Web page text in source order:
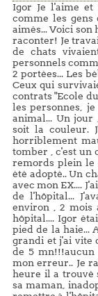
Igor Je l'aime
comme les gens
aimés... Voici
raconter! Je
de chats
personnels
2 portées... Les
Ceux qui
contrats "Ecole
les personnes,
animal... Un jour
soit la couleur.
horriblement
tomber , c'est un
remords plein le
été adopté.. Un
avec mon EX....
de l'hôpital...
environ , 2 mois
hôpital.... Igor
pied de la haie...
grandi et j'ai vite
de 5 mn!!!aucun
mon erreur.. Je
heure il a trouvé
sa maman,